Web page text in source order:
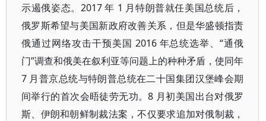
示遏俄姿态。2017 年 1 月特朗普就任美国总统后，
俄罗斯希望与美国新政府改善关系，但是华盛顿指责
俄通过网络攻击干预美国 2016 年总统选举、“通俄
门”调查和俄美在叙利亚等问题上的种种矛盾，使同年
7 月普京总统与特朗普总统在二十国集团汉堡峰会期
间举行的首次会晤徒劳无功。8 月初美国出台对俄罗
斯、伊朗和朝鲜制裁法案，不仅要求追加对俄制裁，